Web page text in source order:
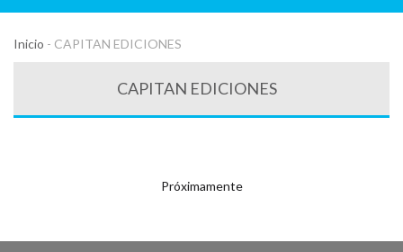
Inicio - CAPITAN EDICIONES
CAPITAN EDICIONES
Próximamente